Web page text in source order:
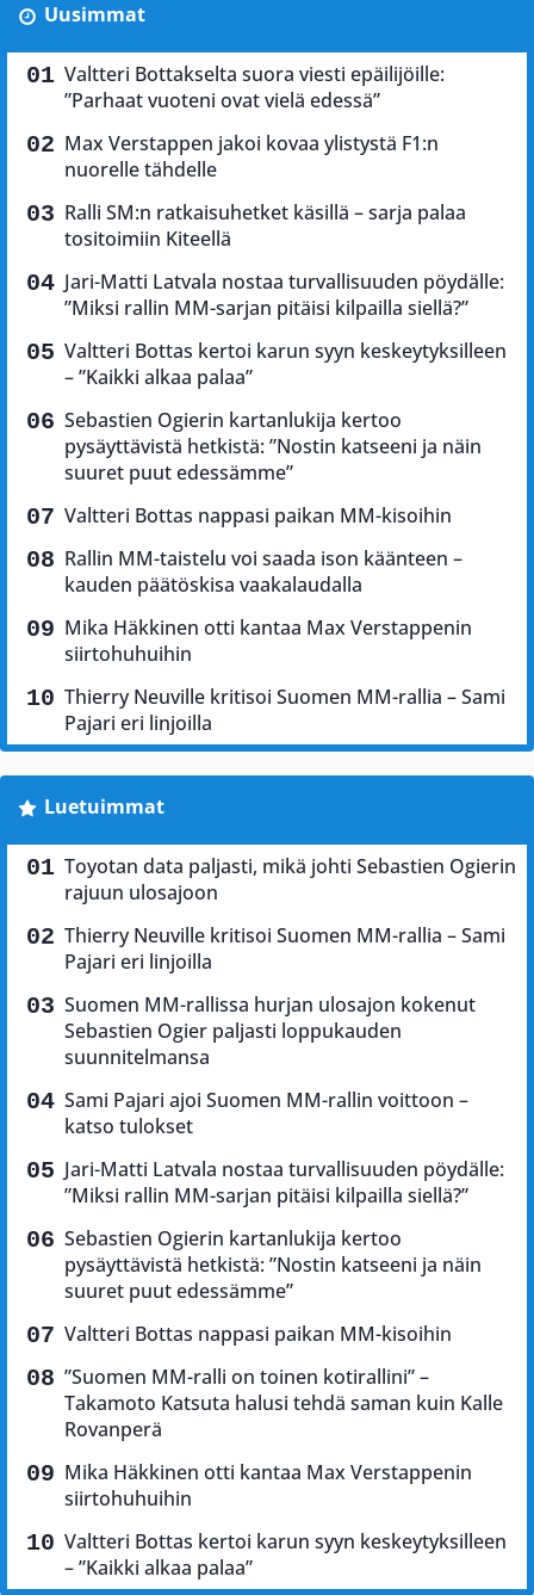
Uusimmat
Valtteri Bottakselta suora viesti epäilijöille:
”Parhaat vuoteni ovat vielä edessä”
Max Verstappen jakoi kovaa ylistystä F1:n
nuorelle tähdelle
Ralli SM:n ratkaisuhetket käsillä – sarja palaa
tositoimiin Kiteellä
Jari-Matti Latvala nostaa turvallisuuden pöydälle:
”Miksi rallin MM-sarjan pitäisi kilpailla siellä?”
Valtteri Bottas kertoi karun syyn keskeytyksilleen
– ”Kaikki alkaa palaa”
Sebastien Ogierin kartanlukija kertoo
pysäyttävistä hetkistä: ”Nostin katseeni ja näin
suuret puut edessämme”
Valtteri Bottas nappasi paikan MM-kisoihin
Rallin MM-taistelu voi saada ison käänteen –
kauden päätöskisa vaakalaudalla
Mika Häkkinen otti kantaa Max Verstappenin
siirtohuhuihin
Thierry Neuville kritisoi Suomen MM-rallia – Sami
Pajari eri linjoilla
Luetuimmat
Toyotan data paljasti, mikä johti Sebastien Ogierin
rajuun ulosajoon
Thierry Neuville kritisoi Suomen MM-rallia – Sami
Pajari eri linjoilla
Suomen MM-rallissa hurjan ulosajon kokenut
Sebastien Ogier paljasti loppukauden
suunnitelmansa
Sami Pajari ajoi Suomen MM-rallin voittoon –
katso tulokset
Jari-Matti Latvala nostaa turvallisuuden pöydälle:
”Miksi rallin MM-sarjan pitäisi kilpailla siellä?”
Sebastien Ogierin kartanlukija kertoo
pysäyttävistä hetkistä: ”Nostin katseeni ja näin
suuret puut edessämme”
Valtteri Bottas nappasi paikan MM-kisoihin
”Suomen MM-ralli on toinen kotirallini” –
Takamoto Katsuta halusi tehdä saman kuin Kalle
Rovanperä
Mika Häkkinen otti kantaa Max Verstappenin
siirtohuhuihin
Valtteri Bottas kertoi karun syyn keskeytyksilleen
– ”Kaikki alkaa palaa”